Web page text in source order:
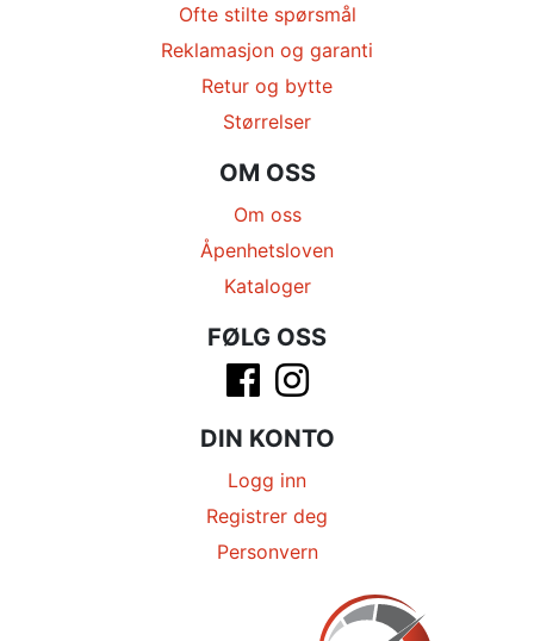
Ofte stilte spørsmål
Reklamasjon og garanti
Retur og bytte
Størrelser
OM OSS
Om oss
Åpenhetsloven
Kataloger
FØLG OSS
DIN KONTO
Logg inn
Registrer deg
Personvern